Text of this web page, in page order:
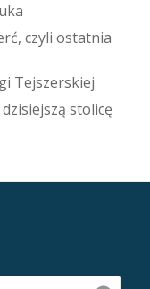
czyli ostatnia
Tejszerskiej
stolicę